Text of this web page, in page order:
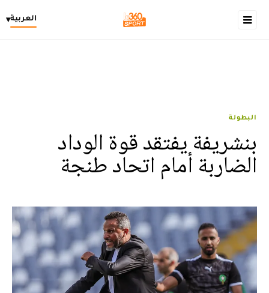
العربية▾
البطولة
بنشريفة يفتقد قوة الوداد
الضاربة أمام اتحاد طنجة